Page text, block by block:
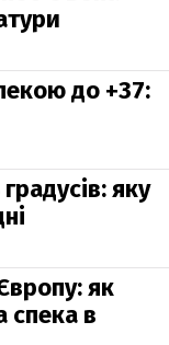
до +37:
яку
як
спека в